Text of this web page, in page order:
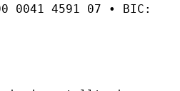
0041 4591 07 • BIC: